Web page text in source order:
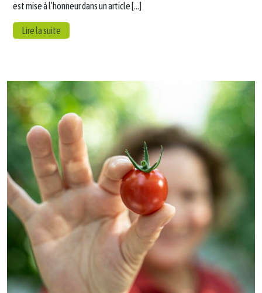
est mise à l’honneur dans un article […]
Lire la suite